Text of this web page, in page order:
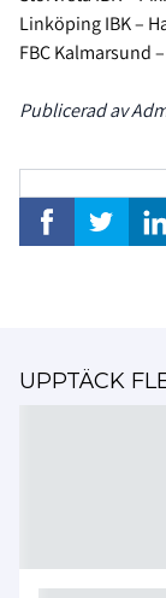
Linköping IBK –
FBC Kalmarsund
Publicerad av
UPPTÄCK